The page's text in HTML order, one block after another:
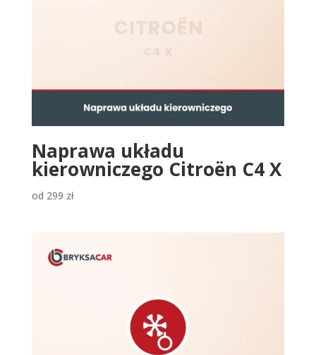
Naprawa układu
kierowniczego Citroën C4 X
od 299 zł